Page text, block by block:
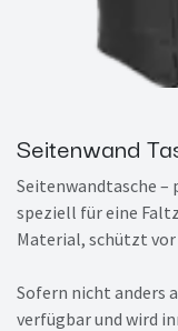
Seitenwand
Seitenwandtasche –
speziell für eine
Material, schützt
Sofern nicht anders
verfügbar und wird